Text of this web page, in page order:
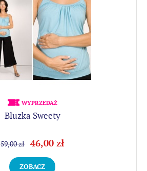
WYPRZEDAŻ
Bluzka Sweety
59,00 zł 46,00 zł
ZOBACZ